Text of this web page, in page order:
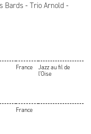
Bards
Trio Arnold
France
Jazz au fil de
l'Oise
France